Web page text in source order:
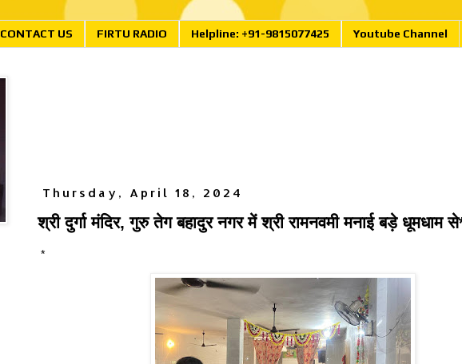
CONTACT US FIRTU RADIO Helpline: +91-9815077425 Youtube Channel
Thursday, April 18, 2024
श्री दुर्गा मंदिर, गुरु तेग बहादुर नगर में श्री रामनवमी मनाई बड़े धूमधाम
*